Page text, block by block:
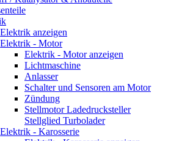
Elektrik anzeigen
Elektrik - Motor
Elektrik - Motor anzeigen
Lichtmaschine
Anlasser
Schalter und Sensoren am Motor
Zündung
Stellmotor Ladedrucksteller
Stellglied Turbolader
Elektrik - Karosserie